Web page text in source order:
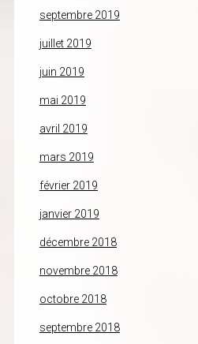
septembre 2019
juillet 2019
juin 2019
mai 2019
avril 2019
mars 2019
février 2019
janvier 2019
décembre 2018
novembre 2018
octobre 2018
septembre 2018